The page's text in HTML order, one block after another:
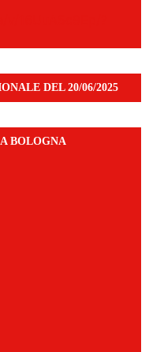
DEL 20/06/2025
BOLOGNA